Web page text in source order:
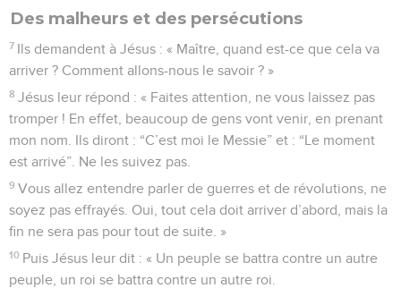
Des malheurs et des persécutions
7 Ils demandent à Jésus : « Maître, quand est-ce que cela va
arriver ? Comment allons-nous le savoir ? »
8 Jésus leur répond : « Faites attention, ne vous laissez pas
tromper ! En effet, beaucoup de gens vont venir, en prenant
mon nom. Ils diront : “C’est moi le Messie” et : “Le moment
est arrivé”. Ne les suivez pas.
9 Vous allez entendre parler de guerres et de révolutions, ne
soyez pas effrayés. Oui, tout cela doit arriver d’abord, mais la
fin ne sera pas pour tout de suite. »
10 Puis Jésus leur dit : « Un peuple se battra contre un autre
peuple, un roi se battra contre un autre roi.